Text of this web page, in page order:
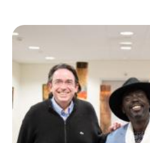
Ecolint
Camps Ecolint
Centre des arts
Institut